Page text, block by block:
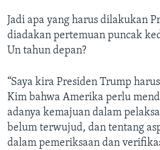
Jadi apa yang harus dilakukan
diadakan pertemuan puncak
Un tahun depan?
“Saya kira Presiden Trump
Kim bahwa Amerika perlu
adanya kemajuan dalam
belum terwujud, dan tentang
dalam pemeriksaan dan